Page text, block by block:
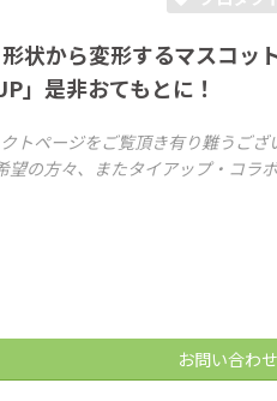
状から変形するマスコッ
」是非おてもとに！
トページをご覧頂き有り難うご
望の方々、またタイアップ・コラ
お問い合わせ